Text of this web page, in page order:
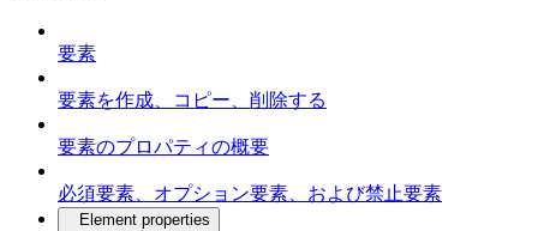
要素
要素を作成、コピー、削除する
要素のプロパティの概要
必須要素、オプション要素、および禁止要素
Element properties